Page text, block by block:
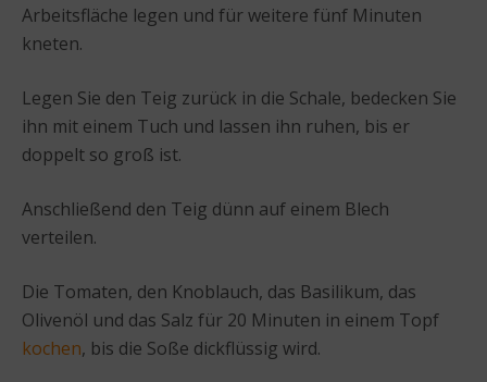
Arbeitsfläche legen und für weitere fünf Minuten
kneten.
Legen Sie den Teig zurück in die Schale, bedecken Sie
ihn mit einem Tuch und lassen ihn ruhen, bis er
doppelt so groß ist.
Anschließend den Teig dünn auf einem Blech
verteilen.
Die Tomaten, den Knoblauch, das Basilikum, das
Olivenöl und das Salz für 20 Minuten in einem Topf
kochen, bis die Soße dickflüssig wird.